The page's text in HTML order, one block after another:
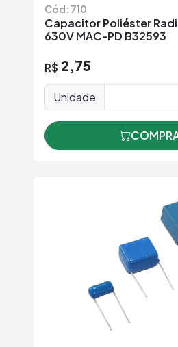
Cód: 710
Capacitor Poliéster
630V MAC-PD B32593
R$ 2,75
Unidade